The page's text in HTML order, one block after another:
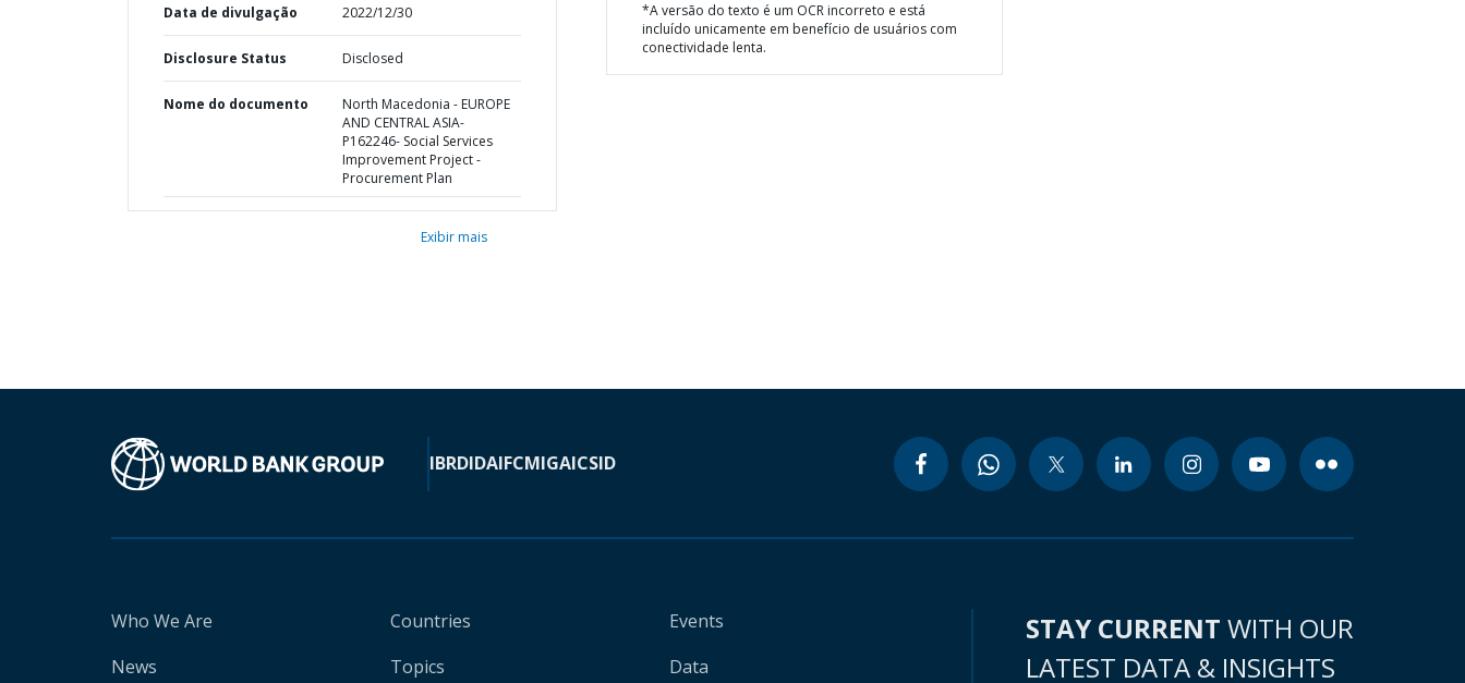
Data de divulgação 2022/12/30
Disclosure Status Disclosed
Nome do documento
North Macedonia - EUROPE
AND CENTRAL ASIA-
P162246- Social Services
Improvement Project -
Procurement Plan
Exibir mais
*A versão do texto é um OCR incorreto e está
incluído unicamente em benefício de usuários com
conectividade lenta.
IBRDIDAIFCMIGAICSID
Who We Are
News
Countries
Topics
Events
Data
STAY CURRENT WITH OUR
LATEST DATA & INSIGHTS